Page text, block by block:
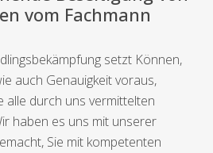
vom Fachmann
setzt Können,
auch Genauigkeit voraus,
alle durch uns vermittelten
haben es uns mit unserer
Sie mit kompetenten